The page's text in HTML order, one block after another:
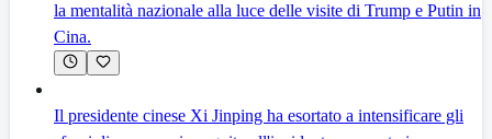
la mentalità nazionale alla luce delle visite di Trump e Putin in
Cina.
Il presidente cinese Xi Jinping ha esortato a intensificare gli